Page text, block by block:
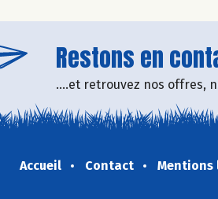
Restons en
....et retrouvez nos offres,
Accueil Contact Mentions